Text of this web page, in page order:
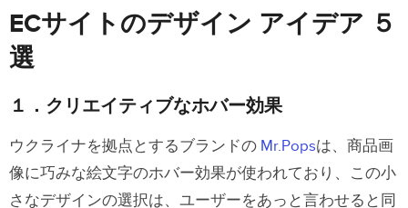
ECサイトのデザイン アイデア ５
選
１．クリエイティブなホバー効果
ウクライナを拠点とするブランドの Mr.Popsは、商品画
像に巧みな絵文字のホバー効果が使われており、この小
さなデザインの選択は、ユーザーをあっと言わせると同